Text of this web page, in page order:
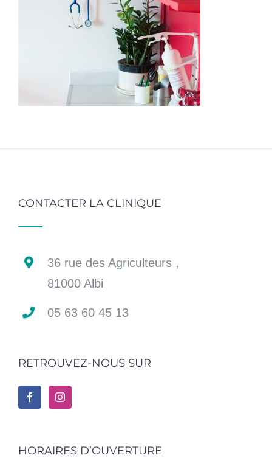
CONTACTER LA CLINIQUE
36 rue des Agriculteurs ,
81000 Albi
05 63 60 45 13
RETROUVEZ-NOUS SUR
HORAIRES D’OUVERTURE